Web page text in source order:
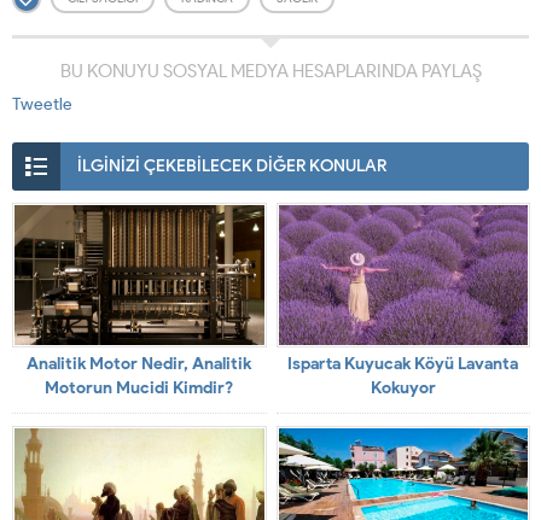
BU KONUYU SOSYAL MEDYA HESAPLARINDA PAYLAŞ
Tweetle
İLGİNİZİ ÇEKEBİLECEK DİĞER KONULAR
Analitik Motor Nedir, Analitik
Motorun Mucidi Kimdir?
Isparta Kuyucak Köyü Lavanta
Kokuyor